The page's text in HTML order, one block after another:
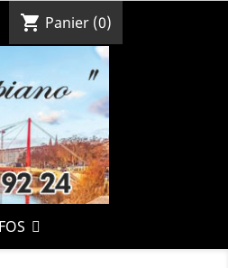
shopping_cart Panier (0)